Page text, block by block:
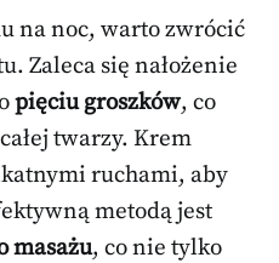
na noc, warto zwrócić
Zaleca się nałożenie
pięciu groszków, co
twarzy. Krem
ruchami, aby
metodą jest
masażu, co nie tylko